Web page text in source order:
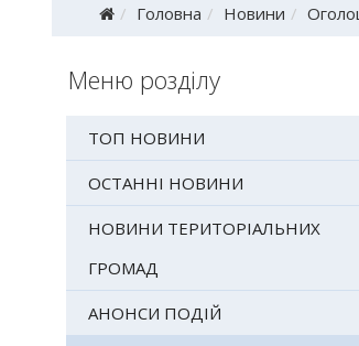
Головна Новини
Меню розділу
ТОП НОВИНИ
ОСТАННІ НОВИНИ
НОВИНИ ТЕРИТОРІАЛЬНИХ
ГРОМАД
АНОНСИ ПОДІЙ